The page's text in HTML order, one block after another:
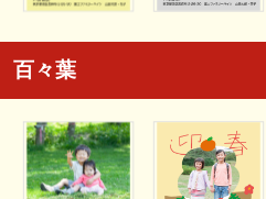
百々葉